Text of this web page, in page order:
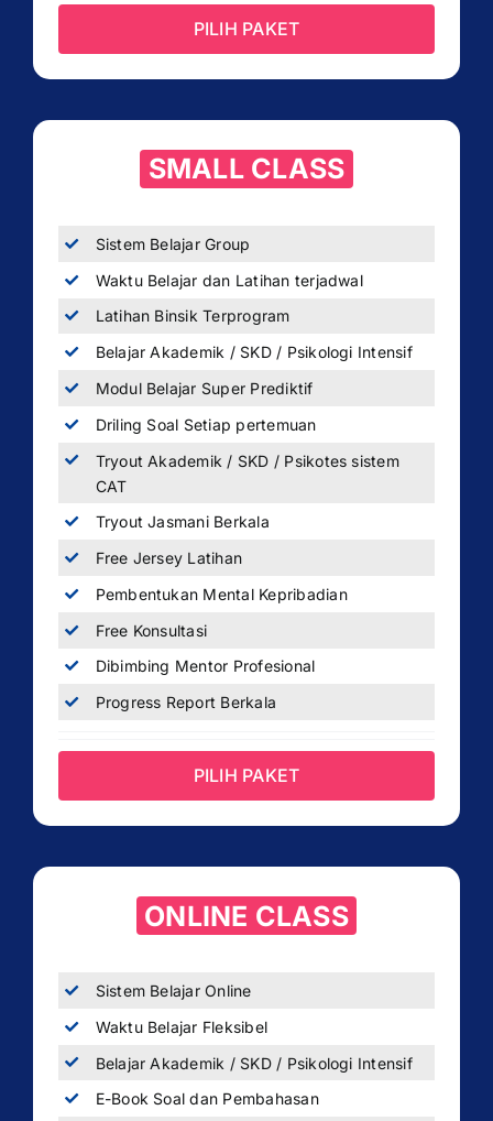
PILIH PAKET
SMALL CLASS
Sistem Belajar Group
Waktu Belajar dan Latihan terjadwal
Latihan Binsik Terprogram
Belajar Akademik / SKD / Psikologi Intensif
Modul Belajar Super Prediktif
Driling Soal Setiap pertemuan
Tryout Akademik / SKD / Psikotes sistem
CAT
Tryout Jasmani Berkala
Free Jersey Latihan
Pembentukan Mental Kepribadian
Free Konsultasi
Dibimbing Mentor Profesional
Progress Report Berkala
PILIH PAKET
ONLINE CLASS
Sistem Belajar Online
Waktu Belajar Fleksibel
Belajar Akademik / SKD / Psikologi Intensif
E-Book Soal dan Pembahasan